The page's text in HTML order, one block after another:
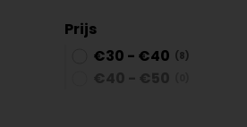
Prijs
€30 - €40 (8)